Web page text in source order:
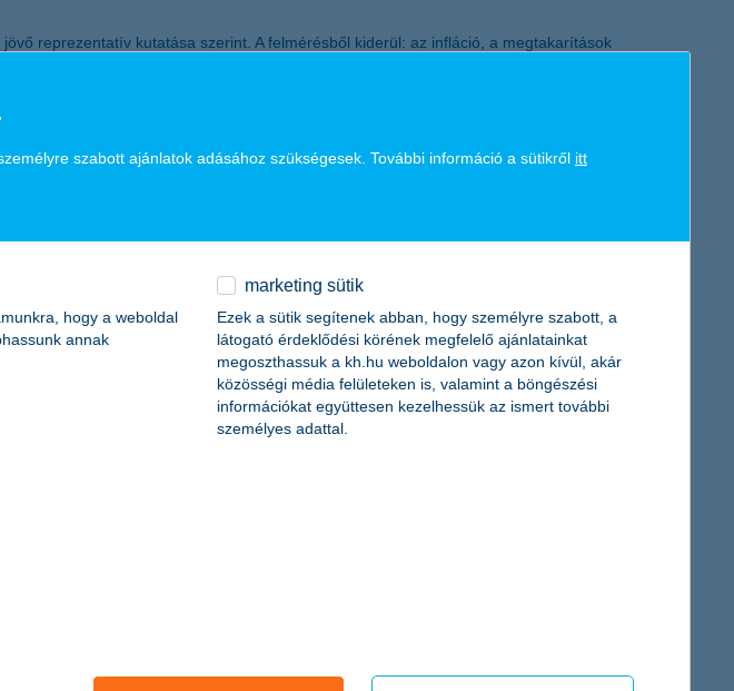
reprezentatív kutatása szerint. A felmérésből kiderül: az infláció, a megtakarítások
A bank szakértői szerint a konstrukcióval a fiatalok biztonságosabb, tervezhetőbb
amelynek döntő részét az Otthon Start-hitel adhatja.
szabott ajánlatok adásához szükségesek. További információ a sütikről itt
hogy a weboldal
annak
marketing sütik
Ezek a sütik segítenek abban, hogy személyre szabott, a
látogató érdeklődési körének megfelelő ajánlatainkat
megoszthassuk a kh.hu weboldalon vagy azon kívül, akár
közösségi média felületeken is, valamint a böngészési
információkat együttesen kezelhessük az ismert további
személyes adattal.